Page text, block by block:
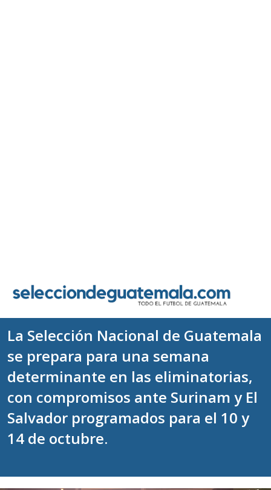
La Selección Nacional de Guatemala
se prepara para una semana
determinante en las eliminatorias,
con compromisos ante Surinam y El
Salvador programados para el 10 y
14 de octubre.